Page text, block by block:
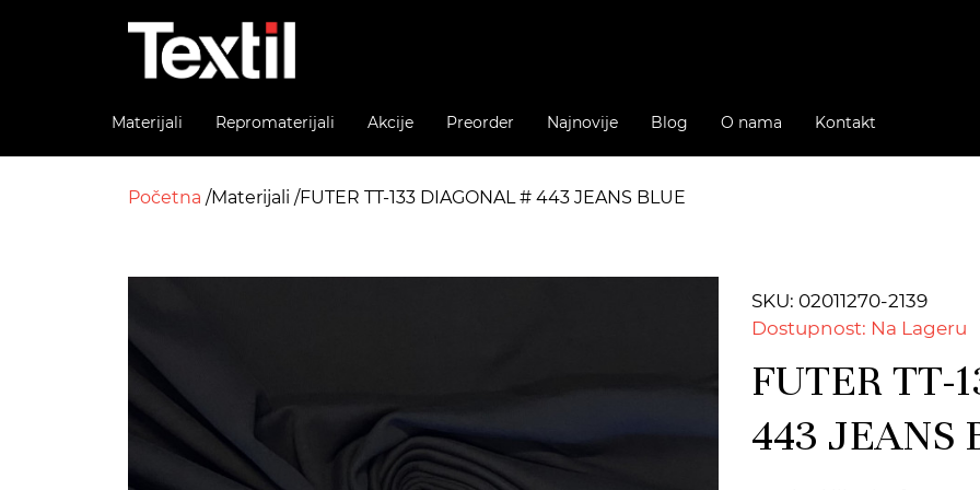
Materijali Repromaterijali Akcije Preorder Najnovije Blog O nama Kontakt
Početna Materijali FUTER TT-133 DIAGONAL # 443 JEANS BLUE
SKU: 02011270-2139
Dostupnost: Na Lageru
FUTER TT-
443 JEANS